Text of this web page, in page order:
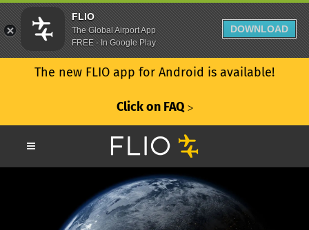
The new FLIO app for Android is available!
Click on FAQ ᐳ
FLIO
The Global Airport App
FREE - In Google Play
DOWNLOAD